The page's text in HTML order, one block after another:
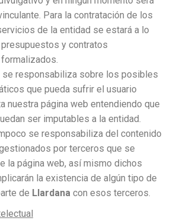
Para la contratación de los
de la entidad se estará a lo
y contratos
se responsabiliza sobre los posibles
que pueda sufrir el usuario
nuestra página web entendiendo que
ser imputables a la entidad.
se responsabiliza del contenido
por terceros que se
la página web, así mismo dichos
la existencia de algún tipo de
de Llardana con esos terceros.